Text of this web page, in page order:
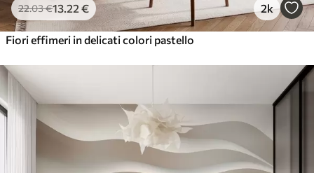
22.03€13 .22 € 2k
Fiori effimeri in delicati colori pastello